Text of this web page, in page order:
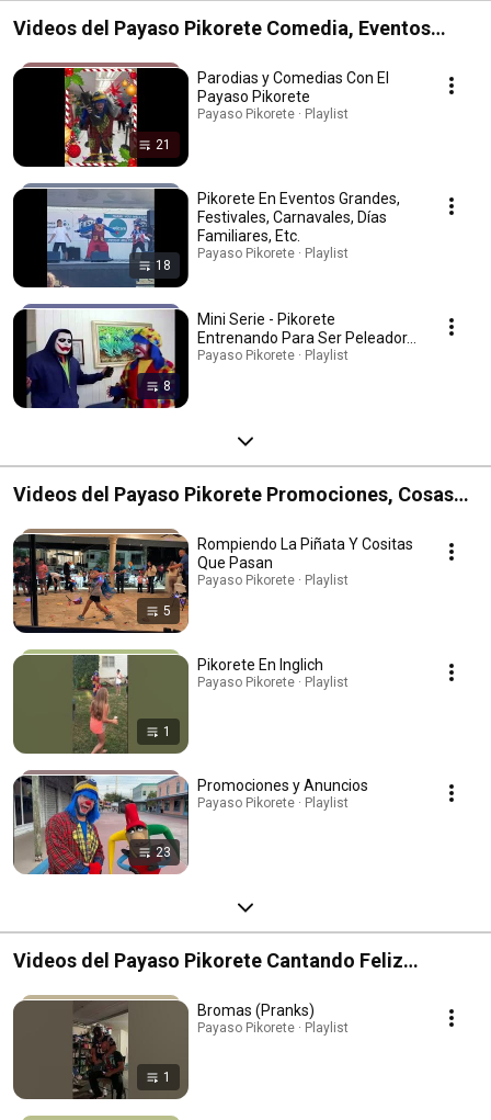
Videos del Payaso Pikorete Comedia, Eventos
21
Parodias y Comedias Con El
Payaso Pikorete
Payaso Pikorete · Playlist
18
Pikorete En Eventos Grandes,
Festivales, Carnavales, Días
Familiares, Etc.
Payaso Pikorete · Playlist
8
Mini Serie - Pikorete
Entrenando Para Ser Peleador...
Payaso Pikorete · Playlist
Videos del Payaso Pikorete Promociones, Cosas
5
Rompiendo La Piñata Y Cositas
Que Pasan
Payaso Pikorete · Playlist
1
Pikorete En Inglich
Payaso Pikorete · Playlist
23
Promociones y Anuncios
Payaso Pikorete · Playlist
Videos del Payaso Pikorete Cantando Feliz
1
Bromas (Pranks)
Payaso Pikorete · Playlist